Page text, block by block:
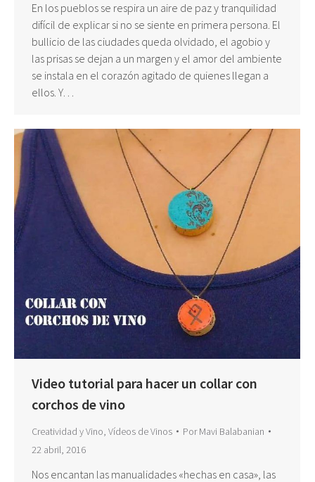
En los pueblos se respira un aire de paz y tranquilidad
difícil de explicar si no se siente en primera persona. El
bullicio de las ciudades queda olvidado, el agobio y
las prisas se dejan a un margen y el amor del ambiente
se instala en el corazón agitado de quienes llegan a
ellos. Y…
Video tutorial para hacer un collar con
corchos de vino
Creatividad y Vino, Vídeos de Vinos PorMavi Balabanian
22 abril, 2016
Nos encantan las manualidades «hechas en casa», las